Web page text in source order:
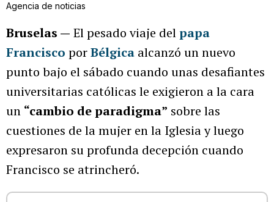
Agencia de noticias
Bruselas — El pesado viaje delpapa
Francisco porBélgica alcanzó un nuevo
punto bajo el sábado cuando unas desafiantes
universitarias católicas le exigieron a la cara
un “cambio de paradigma” sobre las
cuestiones de la mujer en la Iglesia y luego
expresaron su profunda decepción cuando
Francisco se atrincheró.